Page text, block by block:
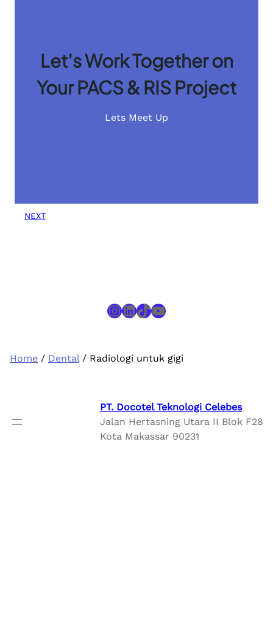
Let’s Work Together on
Your PACS & RIS Project
Lets Meet Up
NEXT
Instagram
LinkedIn
TikTok
YouTube
Home / Dental/ Radiologi untuk gigi
PT. Docotel Teknologi Celebes
Jalan Hertasning Utara II Blok F28
Kota Makassar 90231